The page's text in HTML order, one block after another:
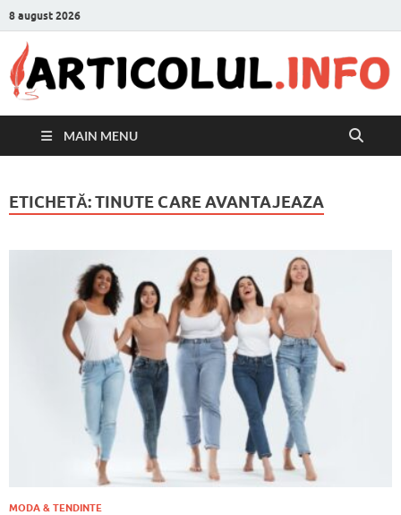
8 august 2026
MAIN MENU
ETICHETĂ:TINUTE CARE AVANTAJEAZA
MODA & TENDINTE